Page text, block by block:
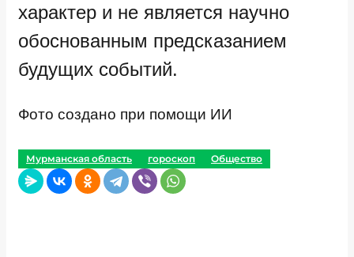
характер и не является научно
обоснованным предсказанием
будущих событий.
Фото создано при помощи ИИ
Мурманская область гороскоп Общество